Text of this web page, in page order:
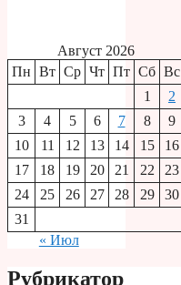
Август 2026
Пн Вт Ср Чт Пт Сб Вс
1
2
3
4 5 6 7 8
9
10
11 12 13 14 15
16
17
18 19 20 21 22
23
24
25 26 27 28 29
30
31
« Июл
Рубрикатор